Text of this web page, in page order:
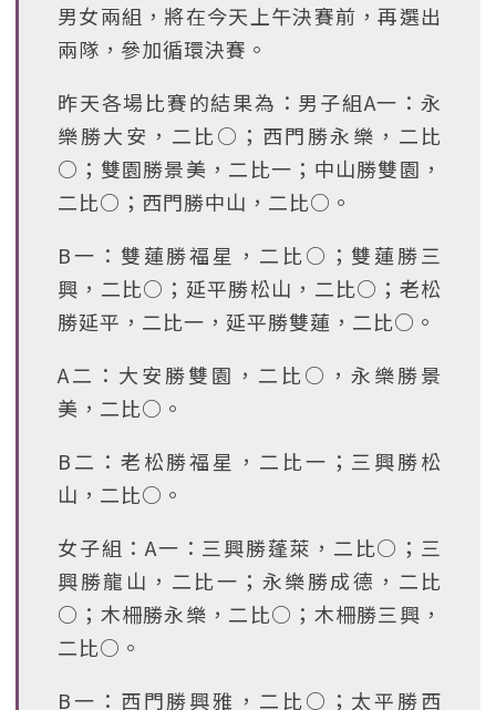
男女兩組，將在今天上午決賽前，再選出
兩隊，參加循環決賽。
昨天各場比賽的結果為：男子組A一：永
樂勝大安，二比○；西門勝永樂，二比
○；雙園勝景美，二比一；中山勝雙園，
二比○；西門勝中山，二比○。
B一：雙蓮勝福星，二比○；雙蓮勝三
興，二比○；延平勝松山，二比○；老松
勝延平，二比一，延平勝雙蓮，二比○。
A二：大安勝雙園，二比○，永樂勝景
美，二比○。
B二：老松勝福星，二比一；三興勝松
山，二比○。
女子組：A一：三興勝蓬萊，二比○；三
興勝龍山，二比一；永樂勝成德，二比
○；木柵勝永樂，二比○；木柵勝三興，
二比○。
B一：西門勝興雅，二比○；太平勝西